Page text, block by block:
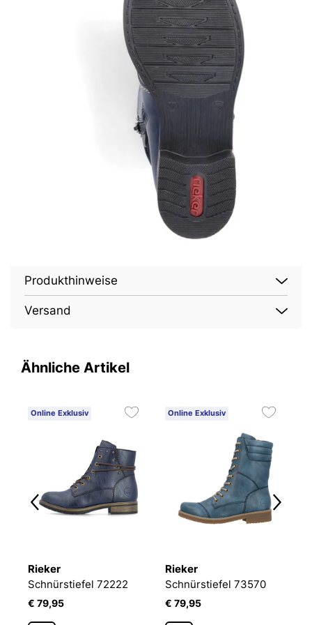
Produkthinweise
Versand
Ähnliche Artikel
Online Exklusiv
Rieker
Schnürstiefel 72222
€ 79,95
Online Exklusiv
Rieker
Schnürstiefel 73570
€ 79,95